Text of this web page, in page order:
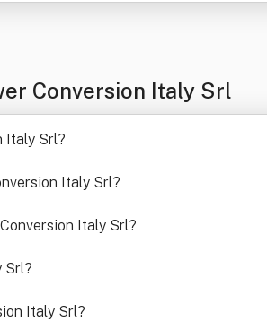
Conversion Italy Srl
Italy Srl?
Italy Srl?
Italy Srl?
Srl?
Italy Srl?